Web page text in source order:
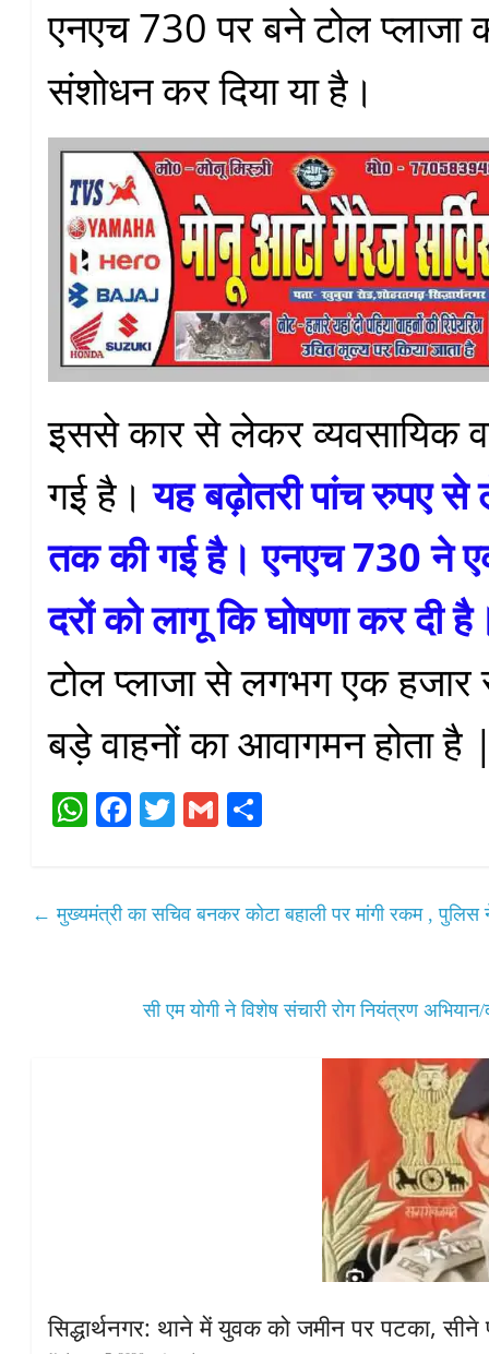
एनएच 730 पर बने टोल प्लाजा
संशोधन कर दिया या है।
इससे कार से लेकर व्यवसायिक
गई है।यह बढ़ोतरी पांच रुपए
तक की गई है। एनएच 730 ने
दरों को लागू कि घोषणा कर दी
टोल प्लाजा से लगभग एक हजार
बड़े वाहनों का आवागमन होता है
W
A
Fa
ok
T
r
G
← मुख्यमंत्री का सचिव बनकर कोटा बहाली पर मांगी रकम , पुलिस
सी एम योगी ने विशेष संचारी रोग नियंत्रण
सिद्धार्थनगर: थाने में युवक को जमीन पर पटका, सीने